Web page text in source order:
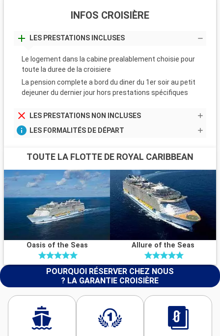
INFOS CROISIÈRE
LES PRESTATIONS INCLUSES
Le logement dans la cabine prealablement choisie pour
toute la duree de la croisiere
La pension complete a bord du diner du 1er soir au petit
dejeuner du dernier jour hors prestations spécifiques
LES PRESTATIONS NON INCLUSES
LES FORMALITÉS DE DÉPART
TOUTE LA FLOTTE DE ROYAL CARIBBEAN
Oasis of the Seas Allure of the Seas
POURQUOI RÉSERVER CHEZ NOUS
? LA GARANTIE CROISIÈRE